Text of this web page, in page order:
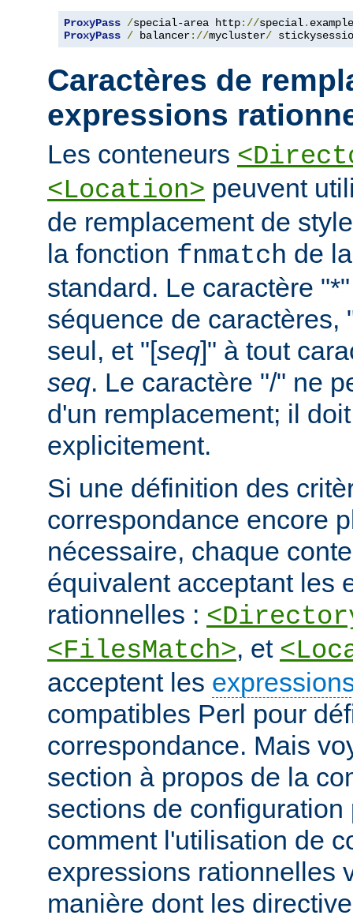
ProxyPass /special-area http://special. example
ProxyPass / balancer://mycluster/
Caractères de
expressions
Les conteneurs
<Location> peuvent
de remplacement de
la fonction fnmatch de
standard. Le caractère
séquence de caractères,
seul, et "[seq]" à tout
seq. Le caractère "/" ne
d'un remplacement; il
explicitement.
Si une définition des
correspondance encore
nécessaire, chaque
équivalent acceptant les
rationnelles :
<FilesMatch>, et
acceptent les
compatibles Perl pour
correspondance. Mais
section à propos de la
sections de
comment l'utilisation de
expressions rationnelles
manière dont les